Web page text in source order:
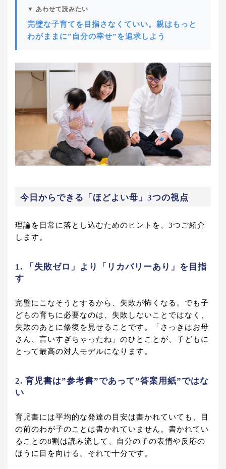
▼ あわせて読みたい
完璧な子育てを目指さなくていい。親はもっと
わがままに”自分の幸せ”を追求しよう
今日からできる「ほどよい母」3つの視点
理論を日常に落とし込むためのヒントを、3つご紹介
します。
1. 「失敗ゼロ」より「リカバリーあり」を目指
す
完璧にこなそうとするから、失敗が怖くなる。でも子
どもの育ちに必要なのは、失敗しないことではなく、
失敗のあとに修復を見せることです。「さっきはお母
さん、言いすぎちゃったね」のひとことが、子どもに
とって最高の対人モデルになります。
2. 育児書は”参考書”であって”答案用紙”ではな
い
育児書には平均的な発達の目安は書かれていても、目
の前のわが子のことは書かれていません。書かれてい
ることの8割は読み流して、自分の子の表情や反応の
ほうに目を向ける。それで十分です。